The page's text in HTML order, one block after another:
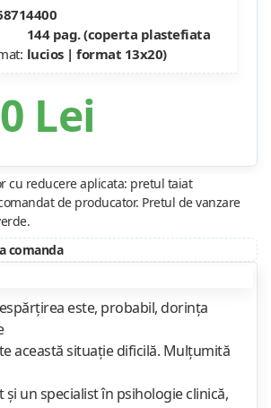
Lei
144 pag. (coperta plastefiata
lucios | format 13x20)
cu reducere aplicata: pretul taiat
de producator. Pretul de vanzare
comanda
este, probabil, dorinţa
această situaţie dificilă. Mulțumită
un specialist în psihologie clinică,